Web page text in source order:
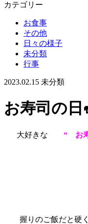
カテゴリー
お食事
その他
日々の様子
未分類
行事
2023.02.15 未分類
お寿司の日
大好きな “ お
握りのご飯だと硬